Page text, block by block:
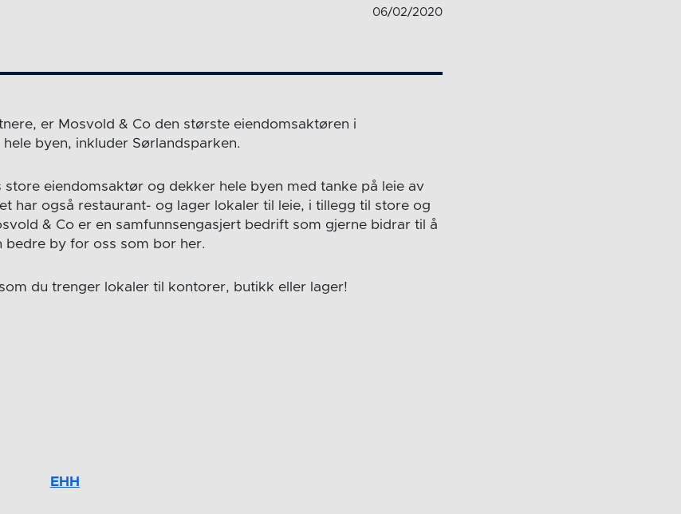
06/02/2020
er Mosvold & Co den største eiendomsaktøren i
byen, inkluder Sørlandsparken.
store eiendomsaktør og dekker hele byen med tanke på leie av
har også restaurant- og lager lokaler til leie, i tillegg til store og
& Co er en samfunnsengasjert bedrift som gjerne bidrar til å
bedre by for oss som bor her.
du trenger lokaler til kontorer, butikk eller lager!
EHH